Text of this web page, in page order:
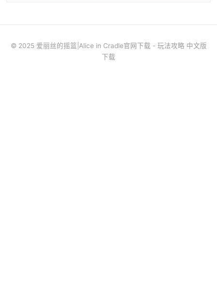
© 2025 爱丽丝的摇篮|Alice in Cradle官网下载 - 玩法攻略 中文版
下载